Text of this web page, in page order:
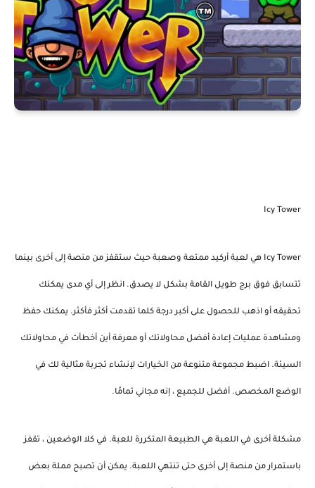
Icy Tower
Icy Tower هي لعبة أركيد ممتعة وصعبة حيث ستقفز من منصة إلى أخرى بينما
تتسابق فوق برج طويل القامة بشكل لا يصدق. انظر إلى أي مدى يمكنك
تحقيقه أو اذهب للحصول على أكبر درجة كلما تقدمت أكثر فأكثر. يمكنك حفظ
ومشاهدة عمليات إعادة أفضل محاولاتك أو معرفة أين أخطأت في محاولاتك
السيئة. اضبط مجموعة متنوعة من الخيارات لإنشاء تجربة مثالية لك في
الوضع المخصص. أفضل للجميع ، إنه مجاني تمامًا.
مشكلة أخرى في اللعبة هي الطبيعة المتكررة للعبة. في كلا الوضعين ، تقفز
باستمرار من منصة إلى أخرى حتى تنتهي اللعبة. يمكن أن تصبح مملة بعض